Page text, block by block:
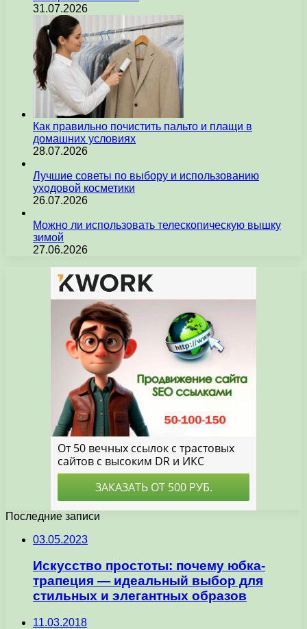
31.07.2026
Как правильно почистить пальто и плащи в
домашних условиях
28.07.2026
Лучшие советы по выбору и использованию
уходовой косметики
26.07.2026
Можно ли использовать телескопическую вышку
зимой
27.06.2026
Последние записи
03.05.2023
Искусство простоты: почему юбка-
трапеция — идеальный выбор для
стильных и элегантных образов
11.03.2018